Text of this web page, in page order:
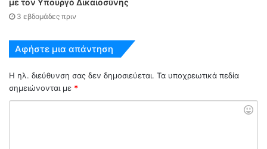
3 εβδομάδες πριν
Αφήστε μια απάντηση
Η ηλ. διεύθυνση σας δεν δημοσιεύεται. Τα υποχρεωτικά πεδία
σημειώνονται με *